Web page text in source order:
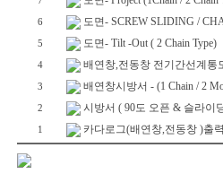
6 도면- SCREW SLIDING /
5 도면- Tilt -Out ( 2 Chain Type)
4 배연창,전동창 전기간선계통
3 배연창시방서 - (1 Chain / 2
2 시방서 ( 90도 오픈 & 슬라이
1 카다로그(배연창,전동창 )출